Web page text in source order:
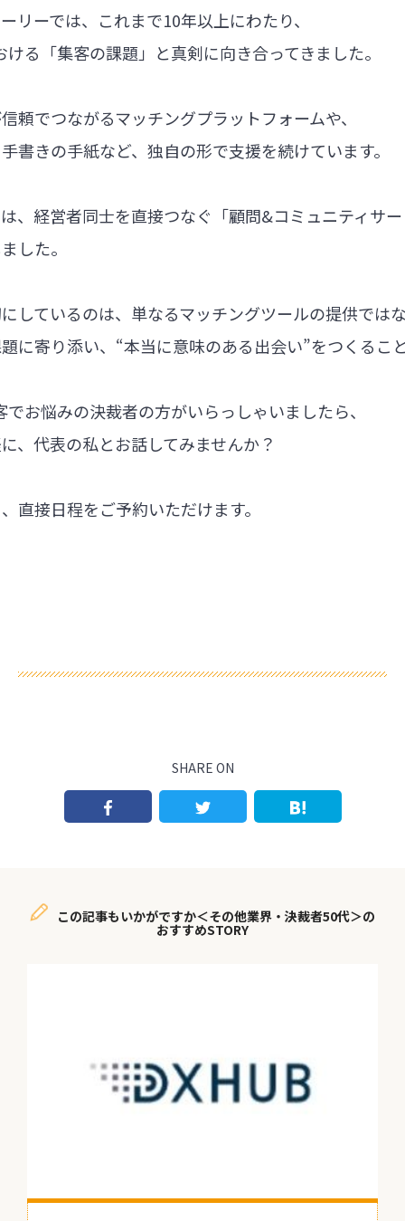
リーでは、これまで10年以上にわたり、
る「集客の課題」と真剣に向き合ってきました。
頼でつながるマッチングプラットフォームや、
書きの手紙など、独自の形で支援を続けています。
、経営者同士を直接つなぐ「顧問&コミュニティサ
した。
しているのは、単なるマッチングツールの提供では
に寄り添い、“本当に意味のある出会い”をつくるこ
お悩みの決裁者の方がいらっしゃいましたら、
、代表の私とお話してみませんか？
直接日程をご予約いただけます。
SHARE ON
この記事もいかがですか＜その他業界・決裁者50代＞の
おすすめSTORY